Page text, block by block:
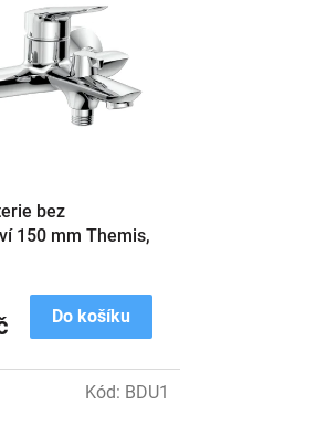
bez
150 mm Themis,
Do košíku
Kód: BDU1